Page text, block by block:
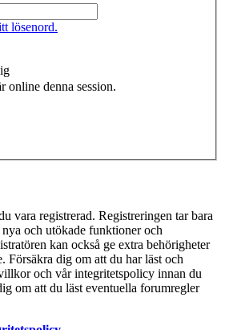
lösenord.
online denna session.
vara registrerad. Registreringen tar bara
och utökade funktioner och
kan också ge extra behörigheter
Försäkra dig om att du har läst och
och vår integritetspolicy innan du
om att du läst eventuella forumregler